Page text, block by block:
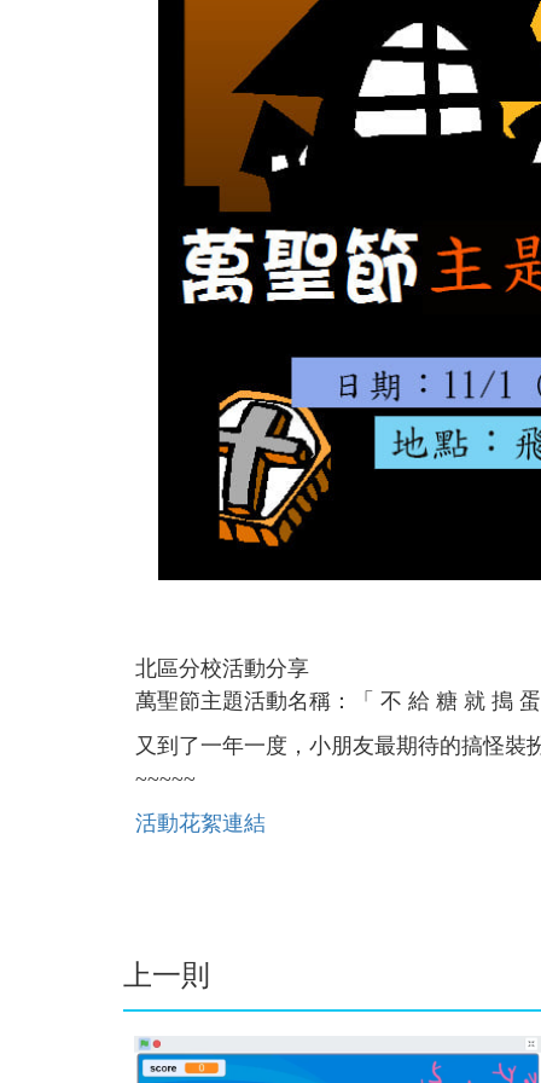
北區分校活動分享
萬聖節主題活動名稱：「 不 給 糖 就 搗
又到了一年一度，小朋友最期待的搞怪
~~~~~
活動花絮連結
上一則